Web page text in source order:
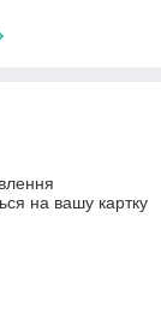
на вашу картку